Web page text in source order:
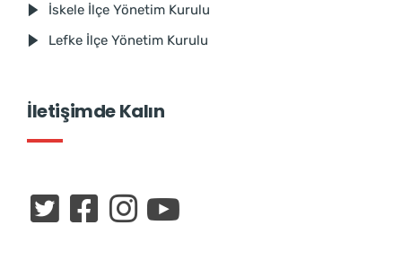
İskele İlçe Yönetim Kurulu
Lefke İlçe Yönetim Kurulu
İletişimde Kalın